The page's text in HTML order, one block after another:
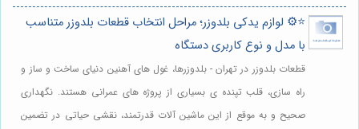
⭐️⚙️ لوازم یدکی بلدوزر؛ مراحل انتخاب قطعات بلدوزر متناسب
با مدل و نوع کاربری دستگاه
قطعات بلدوزر در تهران - بلدوزرها، غول های آهنین دنیای ساخت و ساز و
راه سازی، قلب تپنده ی بسیاری از پروژه های عمرانی هستند. نگهداری
صحیح و به موقع از این ماشین آلات قدرتمند، نقشی حیاتی در تضمین